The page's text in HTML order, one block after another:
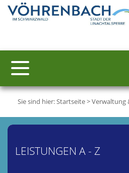
Sie sind hier:Startseite>Verwaltung
LEISTUNGEN A - Z